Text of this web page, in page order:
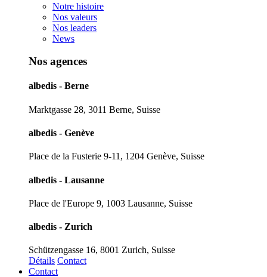
Notre histoire
Nos valeurs
Nos leaders
News
Nos agences
albedis - Berne
Marktgasse 28, 3011 Berne, Suisse
albedis - Genève
Place de la Fusterie 9-11, 1204 Genève, Suisse
albedis - Lausanne
Place de l'Europe 9, 1003 Lausanne, Suisse
albedis - Zurich
Schützengasse 16, 8001 Zurich, Suisse
Détails Contact
Contact